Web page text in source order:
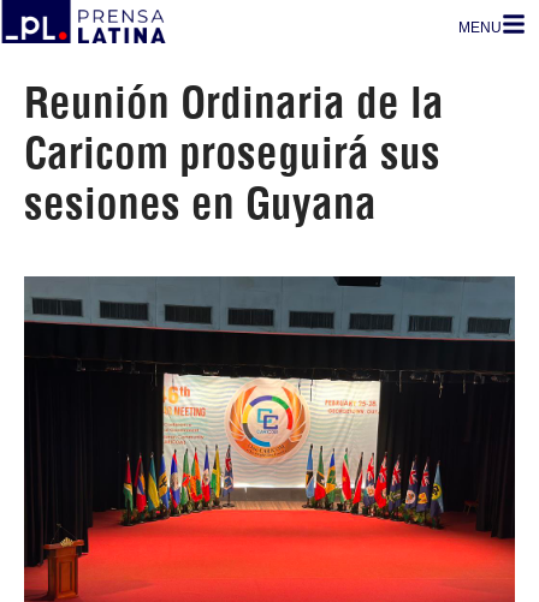
MENU
Reunión Ordinaria de la
Caricom proseguirá sus
sesiones en Guyana